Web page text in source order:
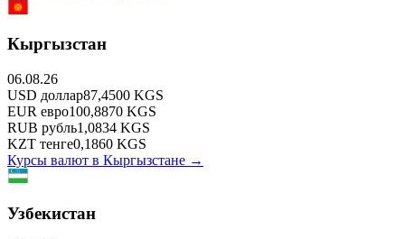
Кыргызстан
06.08.26
USD доллар87,4500 KGS
EUR евро100,8870 KGS
RUB рубль1,0834 KGS
KZT тенге0,1860 KGS
Курсы валют в Кыргызстане →
Узбекистан